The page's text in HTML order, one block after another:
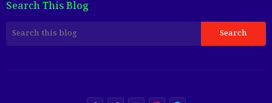
Search This Blog